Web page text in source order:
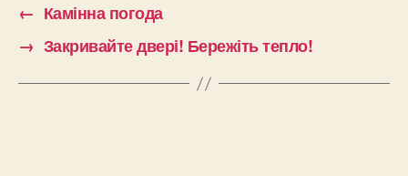
← Камінна погода
→ Закривайте двері! Бережіть тепло!